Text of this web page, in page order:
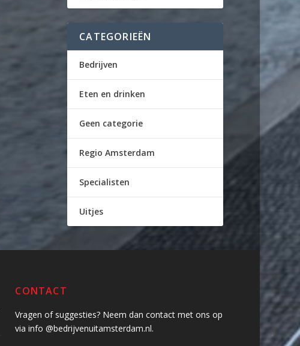
CATEGORIEËN
Bedrijven
Eten en drinken
Geen categorie
Regio Amsterdam
Specialisten
Uitjes
CONTACT
Vragen of suggesties? Neem dan contact met ons op
via info @bedrijvenuitamsterdam.nl.